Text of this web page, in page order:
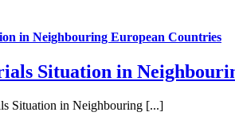
in Neighbouring European Countries
Situation in
Situation in Neighbouring [...]